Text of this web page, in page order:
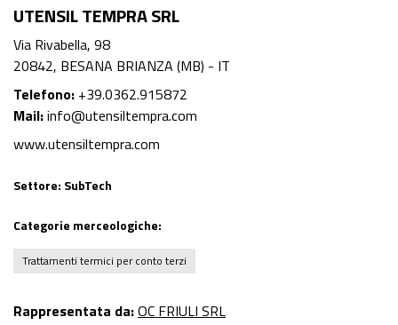
UTENSIL TEMPRA SRL
Via Rivabella, 98
20842, BESANA BRIANZA (MB) - IT
Telefono: +39.0362.915872
Mail:info@utensiltempra.com
www.utensiltempra.com
Settore: SubTech
Categorie merceologiche:
Trattamenti termici per conto terzi
Rappresentata da:OC FRIULI SRL